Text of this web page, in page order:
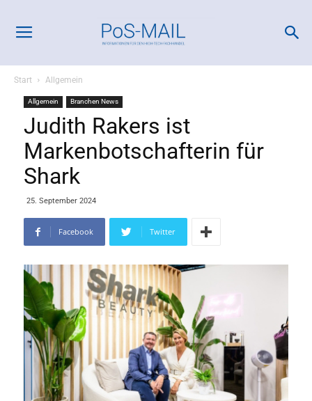
Start Allgemein
Allgemein Branchen News
Judith Rakers ist
Markenbotschafterin für
Shark
25. September 2024
Facebook Twitter